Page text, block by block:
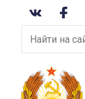
Найти
на
сайте: